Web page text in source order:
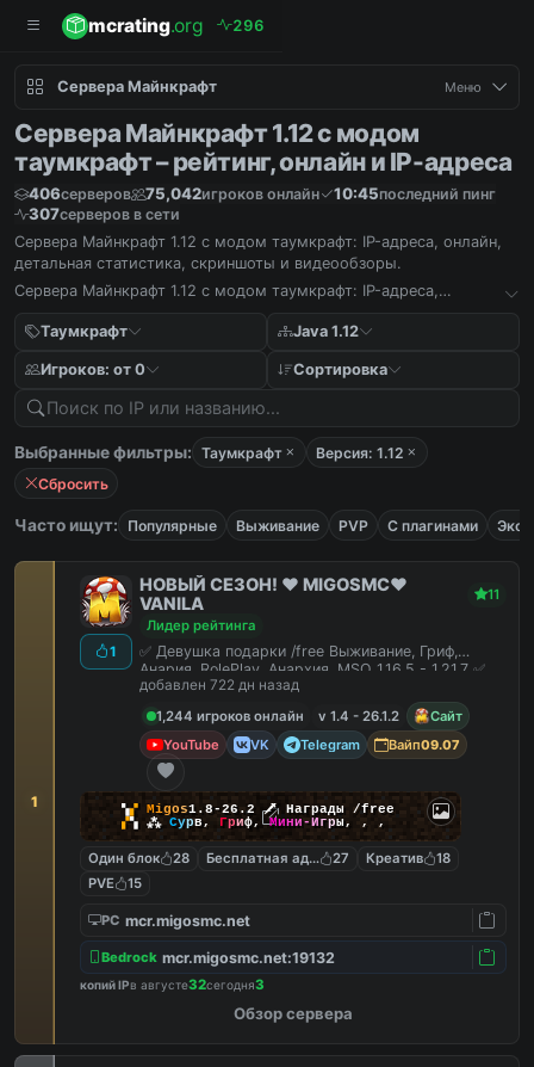
mcrating.org 296
Сервера Майнкрафт Меню
Сервера Майнкрафт 1.12 с модом
таумкрафт – рейтинг, онлайн и IP-адреса
406серверов 75,042игроков онлайн 10:45последний пинг
307серверов в сети
Сервера Майнкрафт 1.12 с модом таумкрафт: IP-адреса, онлайн,
детальная статистика, скриншоты и видеообзоры.
Сервера Майнкрафт 1.12 с модом таумкрафт: IP-адреса,
Таумкрафт
Java 1.12
Игроков: от 0 Сортировка
Выбранные фильтры: Таумкрафт
Версия: 1.12
Сбросить
Часто ищут: Популярные Выживание PVP С плагинами
1
1
НОВЫЙ СЕЗОН! ❤️ MIGOSMC❤️
VANILA
11
Лидер рейтинга
✅ Девушка подарки /free Выживание, Гриф,
Анария, RolePlay, Анархия, MSO 1.16.5 - 1.21.7 ✅
добавлен 722 дн назад
1,244 игроков онлайн
v 1.4 - 26.1.2
Сайт
YouTube
VK Telegram Вайп09.07
▚▞ Migos1.8-26.2🗡 Награды /free
▞▚ ⁂ Сурв, Гриф,Мини-Игры, , ,
Один блок 28 Бесплатная админка
27 Креатив
18
PVE
15
PC mcr.migosmc.net
Bedrock mcr.migosmc.net:19132
копий IPв августе32сегодня3
Обзор сервера